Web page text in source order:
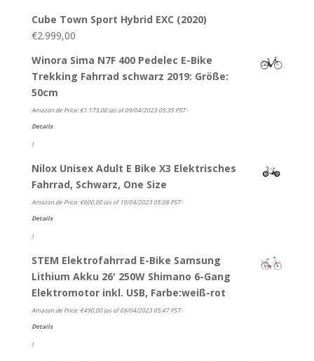
Cube Town Sport Hybrid EXC (2020)
€2.999,00
Winora Sima N7F 400 Pedelec E-Bike
Trekking Fahrrad schwarz 2019: Größe:
50cm
Amazon.de Price:€1.173,00(as of 09/04/2023 05:35 PST-
Details
)
Nilox Unisex Adult E Bike X3 Elektrisches
Fahrrad, Schwarz, One Size
Amazon.de Price:€600,00(as of 10/04/2023 05:08 PST-
Details
)
STEM Elektrofahrrad E-Bike Samsung
Lithium Akku 26' 250W Shimano 6-Gang
Elektromotor inkl. USB, Farbe:weiß-rot
Amazon.de Price:€490,00(as of 09/04/2023 05:47 PST-
Details
)